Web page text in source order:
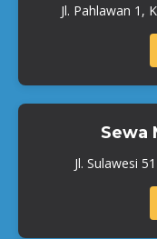
Jl. Pahlawan 1,
Sewa
Jl. Sulawesi